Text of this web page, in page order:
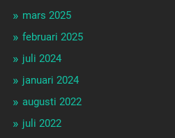
mars 2025
februari 2025
juli 2024
januari 2024
augusti 2022
juli 2022